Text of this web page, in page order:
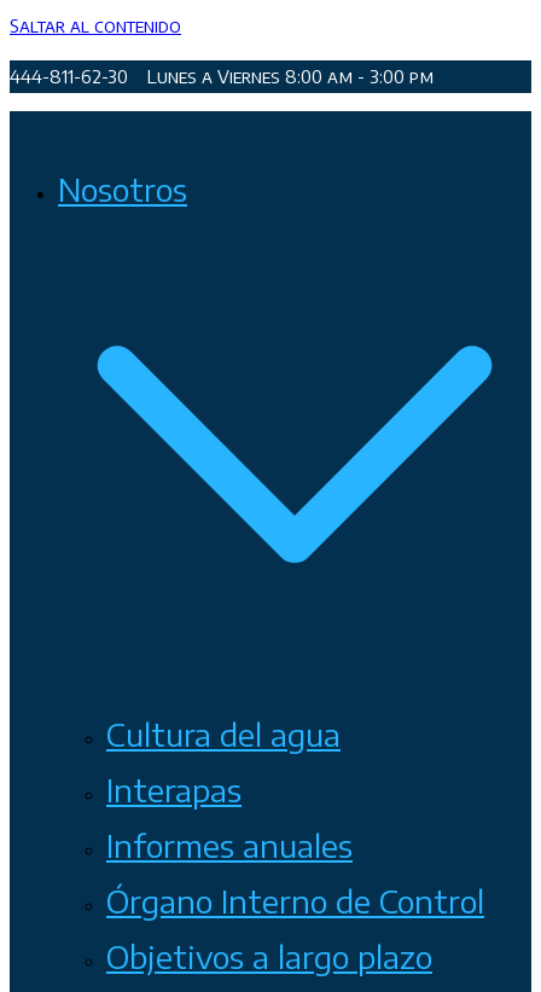
Saltar al contenido
444-811-62-30 Lunes a Viernes 8:00 am - 3:00 pm
Organismo Operador de Agua Potable, Alcantarillado y
Saneamiento de San Luis Potosí, Soledad de Graciano Sánchez
Nosotros
Cultura del agua
Interapas
Informes anuales
Órgano Interno de Control
Objetivos a largo plazo